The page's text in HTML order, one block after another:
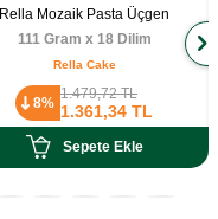
Rella Mozaik Pasta Üçgen
111 Gram x 18 Dilim
Rella Cake
8%
1.479,72TL
1.361,34 TL
Sepete Ekle